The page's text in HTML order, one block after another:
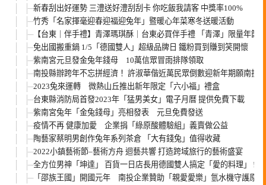
新春刮出好運勢 三澧送好澧刮刮卡 你吃飯我請客 中獎率100%
竹秀「名家揮毫迎春迎福迎兔年」暨暖心年菜寒冬送暖活動
【台東｜伴手禮】青澤瑪琪酥｜台東必買伴手禮 「青澤」限量年節
免出國搬重鍋 1/5「德國雙人」超級品牌日 鐵粉買到賺到笑開懷
紫南宮元旦發金兔年錢母 10萬信眾冒雨排隊領取
南投縣辦跨年不忘拼經濟！ 許淑華偕近萬民眾倒數迎新年期願南投
2023兔來運轉 微熱山丘推出新年限定「六小福」禮盒
台東縣消防局首發2023年「猛男美女」電子月曆 提供免費下載
紫南宮兔年「金兔錢母」亮相發表 元旦免費發送
疫情不再 健康加愛 企業捐「綠原酸體驗組」義賣做公益
陶藝家蔡明男創作兔年系列茶倉 「大有錢兔」值得收藏
2022小鎮藝術節–藝術方舟 迴藝共響 打造跨域旅行的藝術盛宴
全方位男神「坤達」 百貨一日店長用德國雙人搞定「愛的料理」 !
「邵族王國」開國元年 南投企業贊助「親愛愛樂」氫水機守護原